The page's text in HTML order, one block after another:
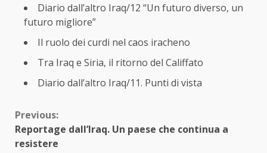
Diario dall’altro Iraq/12 “Un futuro diverso, un
futuro migliore”
Il ruolo dei curdi nel caos iracheno
Tra Iraq e Siria, il ritorno del Califfato
Diario dall’altro Iraq/11. Punti di vista
Continue
Reading
Previous:
Reportage dall’Iraq. Un paese che continua a
resistere